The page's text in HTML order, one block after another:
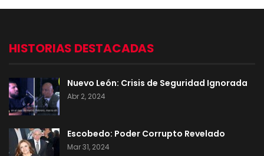
HISTORIAS DESTACADAS
Nuevo León: Crisis de Seguridad Ignorada
Abr 2, 2024
Escobedo: Poder Corrupto Revelado
Mar 31, 2024